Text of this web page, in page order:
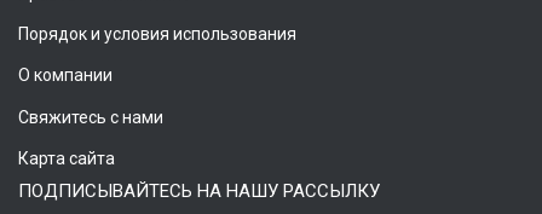
Порядок и условия использования
О компании
Свяжитесь с нами
Карта сайта
ПОДПИСЫВАЙТЕСЬ НА НАШУ РАССЫЛКУ